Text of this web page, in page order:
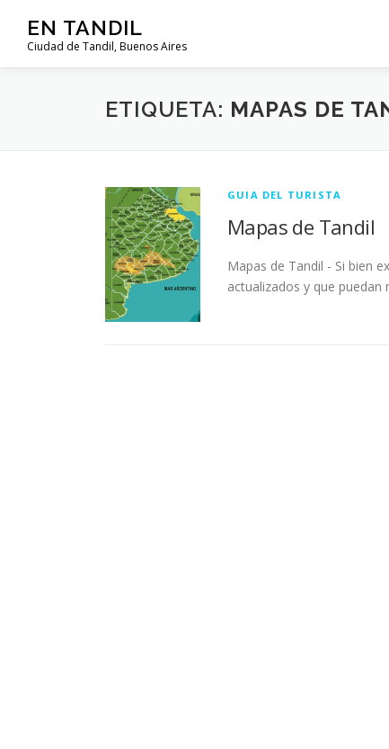
EN TANDIL
Ciudad de Tandil, Buenos Aires
ETIQUETA: MAPAS DE
GUIA DEL TURISTA
Mapas de Tandil
Mapas de Tandil - Si bien
actualizados y que